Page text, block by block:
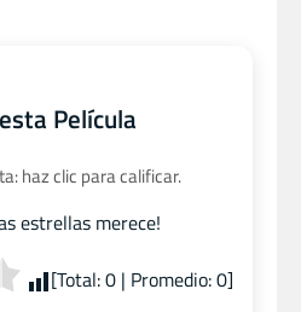
Película
haz clic para calificar.
estrellas merece!
[Total:0| Promedio:0]